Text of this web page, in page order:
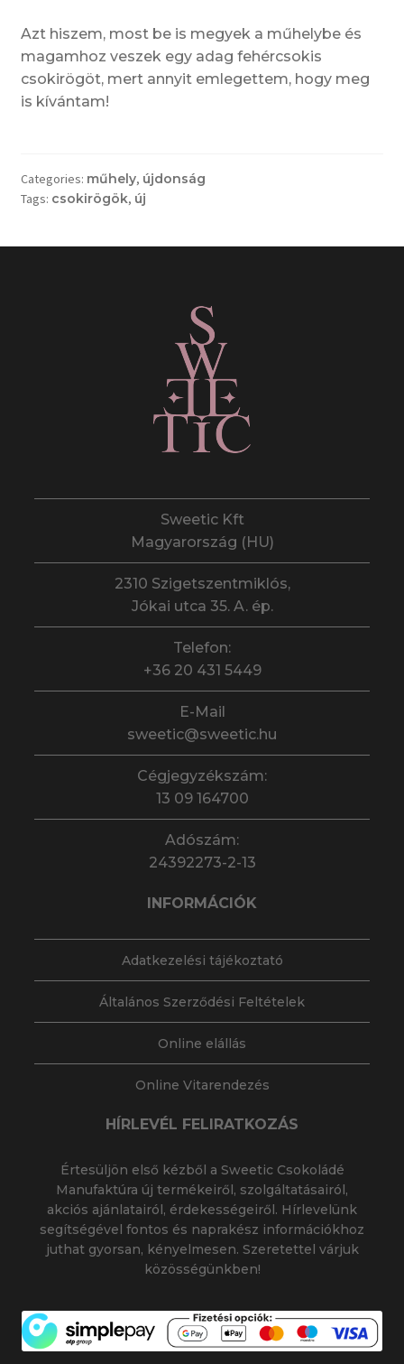
Azt hiszem, most be is megyek a műhelybe és
magamhoz veszek egy adag fehércsokis
csokirögöt, mert annyit emlegettem, hogy meg
is kívántam!
Categories: műhely, újdonság
Tags: csokirögök, új
Sweetic Kft
Magyarország (HU)
2310 Szigetszentmiklós,
Jókai utca 35. A. ép.
Telefon:
+36 20 431 5449
E-Mail
sweetic@sweetic.hu
Cégjegyzékszám:
13 09 164700
Adószám:
24392273-2-13
INFORMÁCIÓK
Adatkezelési tájékoztató
Általános Szerződési Feltételek
Online elállás
Online Vitarendezés
HÍRLEVÉL FELIRATKOZÁS
Értesüljön első kézből a Sweetic Csokoládé
Manufaktúra új termékeiről, szolgáltatásairól,
akciós ajánlatairól, érdekességeiről. Hírlevelünk
segítségével fontos és naprakész információkhoz
juthat gyorsan, kényelmesen. Szeretettel várjuk
közösségünkben!